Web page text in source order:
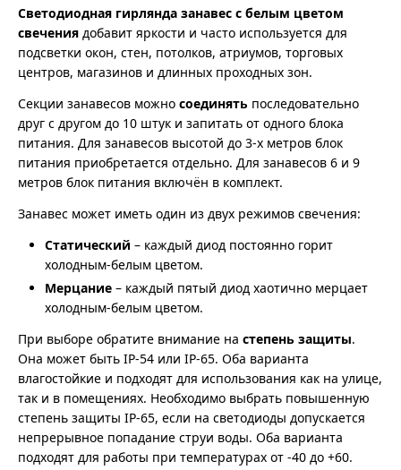
Светодиодная гирлянда занавес с белым цветом
свечения добавит яркости и часто используется для
подсветки окон, стен, потолков, атриумов, торговых
центров, магазинов и длинных проходных зон.
Секции занавесов можно соединять последовательно
друг с другом до 10 штук и запитать от одного блока
питания. Для занавесов высотой до 3-х метров блок
питания приобретается отдельно. Для занавесов 6 и 9
метров блок питания включён в комплект.
Занавес может иметь один из двух режимов свечения:
Статический – каждый диод постоянно горит
холодным-белым цветом.
Мерцание – каждый пятый диод хаотично мерцает
холодным-белым цветом.
При выборе обратите внимание на степень защиты.
Она может быть IP-54 или IP-65. Оба варианта
влагостойкие и подходят для использования как на улице,
так и в помещениях. Необходимо выбрать повышенную
степень защиты IP-65, если на светодиоды допускается
непрерывное попадание струи воды. Оба варианта
подходят для работы при температурах от -40 до +60.